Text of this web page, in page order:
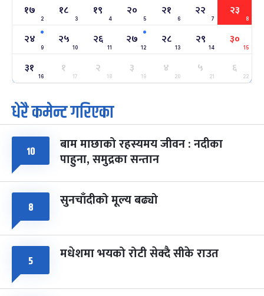
सोम
अन्तराष्ट्रिय नारी दिवस
फाल्गुन २४, २०८३- Mar 8, 2027
७ महिना बाँकी
२५
मंगल
ग्याल्पो ल्होसार
फाल्गुन २५, २०८३ Mar 9, 2027
७ महिना बाँकी
७
आइत
पूर्णिमा व्रत
चैत्र ७, २०८३-Mar 21, 2027
८ फागुपूर्णिमा
चैत्र ८, २०८३-Mar 22, 2027
७ महिना बाँकी
१७
2
१८
3
१९
4
२०
5
२१
6
२२
7
२३
8
२४
9
२५
10
२६
11
२७
12
२८
13
२९
14
३०
15
३१
16
१
17
२
18
३
19
४
20
५
21
६
22
धेरै कमेन्ट गरिएका
१० बाम माछाको रहस्यमय जीवन : नदीका
पाहुना, समुद्रका सन्तान
८ सुनचाँदीको मूल्य बढ्यो
५ मधेशमा भयको रोटी सेक्दै सीके राउत